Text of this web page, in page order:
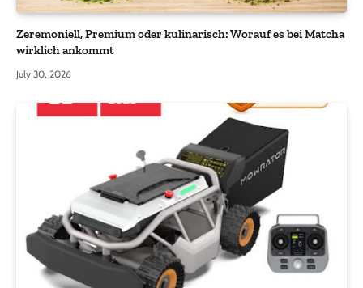
Zeremoniell, Premium oder kulinarisch: Worauf es bei Matcha
wirklich ankommt
July 30, 2026